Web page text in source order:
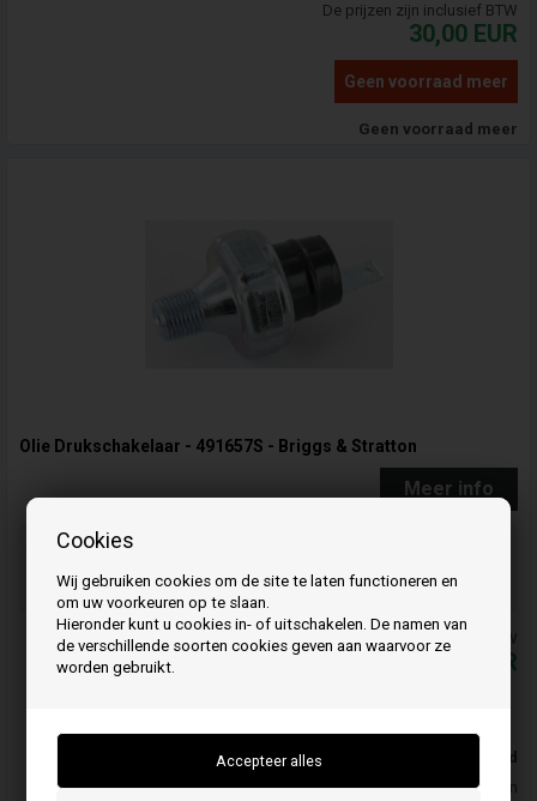
Cookies
Wij gebruiken cookies om de site te laten functioneren en
om uw voorkeuren op te slaan.
Hieronder kunt u cookies in- of uitschakelen. De namen van
de verschillende soorten cookies geven aan waarvoor ze
worden gebruikt.
De prijzen zijn inclusief BTW
30,00 EUR
Geen voorraad meer
Geen voorraad meer
Olie Drukschakelaar - 491657S - Briggs & Stratton
Meer info
Uw bestelling wordt opgestuurd mandag
De prijzen zijn inclusief BTW
EUR
Op voorraad
Leveringstijd 5-7 Dagen